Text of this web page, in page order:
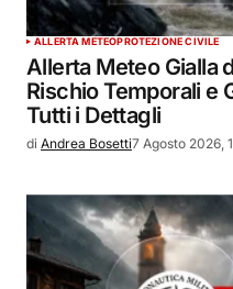
ALLERTA METEOPROTEZIONE CIVILE
Allerta Meteo Gialla
Rischio Temporali e
Tutti i Dettagli
di Andrea Bosetti7 Agosto 2026,